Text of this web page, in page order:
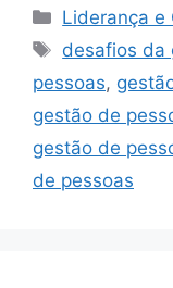
Categorias
Liderança e
Tags
desafios da
pessoas,
gestão de
gestão de
de pessoas